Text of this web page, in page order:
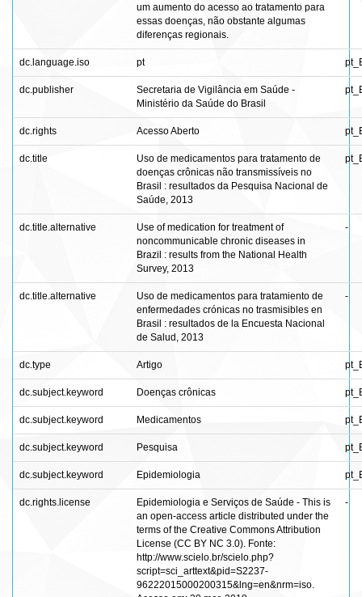
um aumento do acesso ao tratamento para
essas doenças, não obstante algumas
diferenças regionais.
dc.language.iso pt
dc.publisher
Secretaria de Vigilância em Saúde -
Ministério da Saúde do Brasil
dc.rights Acesso Aberto
dc.title
Uso de medicamentos para tratamento de
doenças crônicas não transmissíveis no
Brasil : resultados da Pesquisa Nacional de
Saúde, 2013
dc.title.alternative
Use of medication for treatment of
noncommunicable chronic diseases in
Brazil : results from the National Health
Survey, 2013
-
dc.title.alternative
Uso de medicamentos para tratamiento de
enfermedades crónicas no trasmisibles en
Brasil : resultados de la Encuesta Nacional
de Salud, 2013
-
dc.type Artigo
dc.subject.keyword Doenças crônicas
dc.subject.keyword Medicamentos
dc.subject.keyword Pesquisa
dc.subject.keyword Epidemiologia
dc.rights.license
Epidemiologia e Serviços de Saúde - This is
an open-access article distributed under the
terms of the Creative Commons Attribution
License (CC BY NC 3.0). Fonte:
http://www.scielo.br/scielo.php?
script=sci_arttext&pid=S2237-
96222015000200315&lng=en&nrm=iso.
-